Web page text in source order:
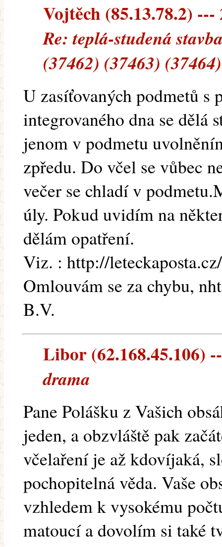
Vojtěch (85.13.78.2) ---
Re: teplá-studená
(37462) (37463) (37464)
U zasíťovaných podmetů s
integrovaného dna se dělá
jenom v podmetu
zpředu. Do včel se vůbec
večer se chladí v
úly. Pokud uvidím na
dělám opatření.
Viz. : http://
Omlouvám se za chybu,
B.V.
Libor (62.168.45.106)
drama
Pane Polášku z Vašich
jeden, a obzvláště pak
včelaření je až kdovíjaká,
pochopitelná věda. Vaše
vzhledem k vysokému
matoucí a dovolím si také